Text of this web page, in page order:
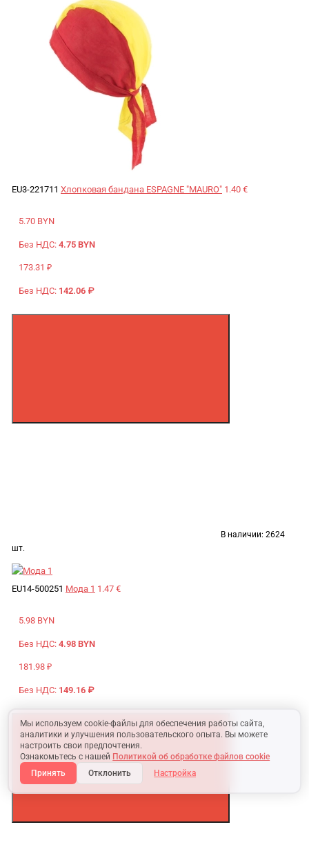
Мы используем cookie-файлы для обеспечения работы сайта,
аналитики и улучшения пользовательского опыта. Вы можете
настроить свои предпочтения.
Ознакомьтесь с нашей Политикой об обработке файлов cookie
Принять
Отклонить Настройка
EU3-221711 Хлопковая бандана ESPAGNE "MAURO" 1.40 €
5.70 BYN
Без НДС: 4.75 BYN
173.31 ₽
Без НДС: 142.06 ₽
В наличии: 2624
шт.
EU14-500251 Мода 1 1.47 €
5.98 BYN
Без НДС: 4.98 BYN
181.98 ₽
Без НДС: 149.16 ₽